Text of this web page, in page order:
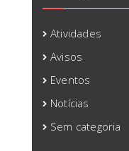
Atividades
Avisos
Eventos
Notícias
Sem categoria